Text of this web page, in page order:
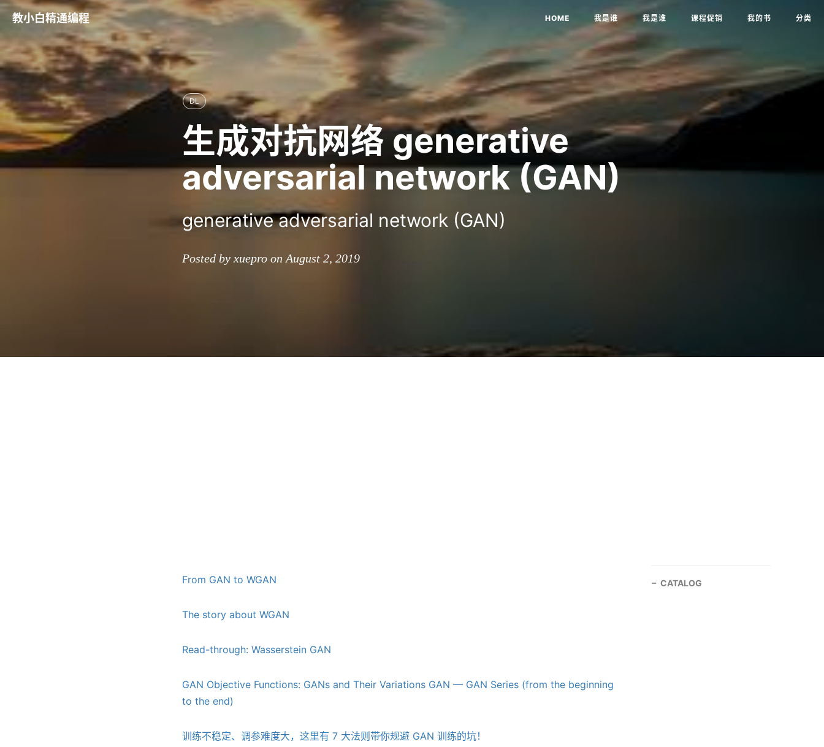
教小白精通编程 HOME 我是谁 我是谁 课程促销 我的书 分类
DL
生成对抗网络 generative
adversarial network (GAN)
generative adversarial network (GAN)
Posted by xuepro on August 2, 2019
From GAN to WGAN
The story about WGAN
Read-through: Wasserstein GAN
GAN Objective Functions: GANs and Their Variations GAN — GAN Series (from the beginning
to the end)
训练不稳定、调参难度大，这里有 7 大法则带你规避 GAN 训练的坑！
CATALOG